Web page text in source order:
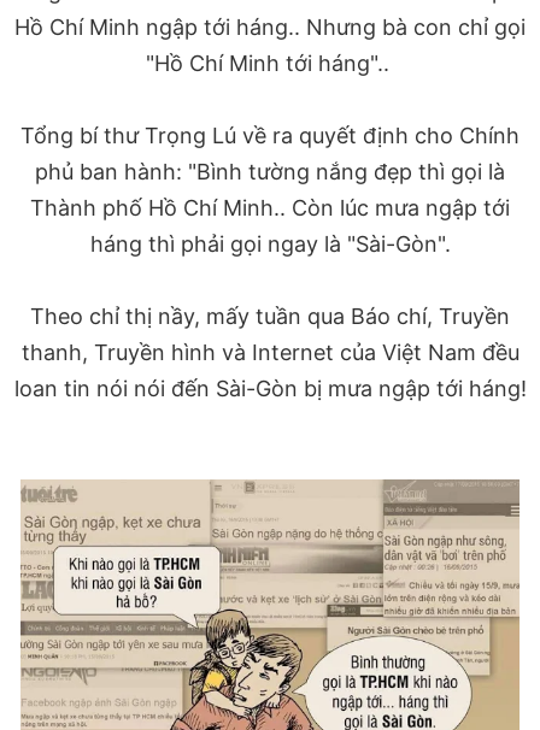
Hồ Chí Minh ngập tới háng.. Nhưng bà con chỉ gọi
"Hồ Chí Minh tới háng"..
Tổng bí thư Trọng Lú về ra quyết định cho Chính
phủ ban hành: "Bình tường nắng đẹp thì gọi là
Thành phố Hồ Chí Minh.. Còn lúc mưa ngập tới
háng thì phải gọi ngay là "Sài-Gòn".
Theo chỉ thị nầy, mấy tuần qua Báo chí, Truyền
thanh, Truyền hình và Internet của Việt Nam đều
loan tin nói nói đến Sài-Gòn bị mưa ngập tới háng!